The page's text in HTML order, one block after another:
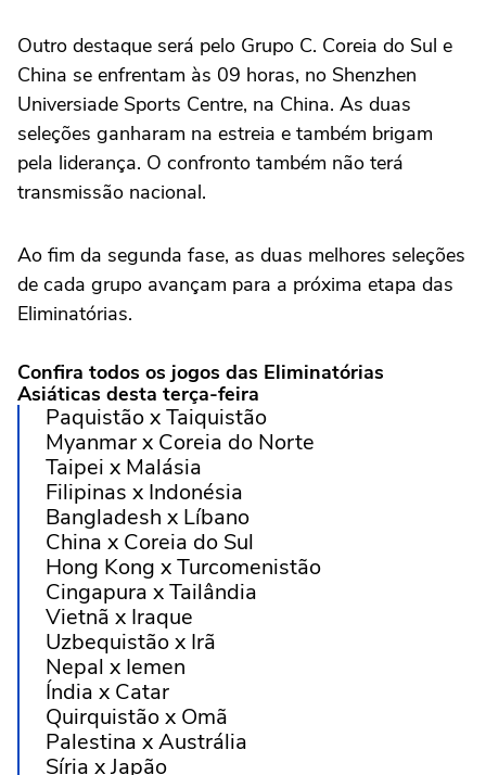
Outro destaque será pelo Grupo C. Coreia do Sul e
China se enfrentam às 09 horas, no Shenzhen
Universiade Sports Centre, na China. As duas
seleções ganharam na estreia e também brigam
pela liderança. O confronto também não terá
transmissão nacional.
Ao fim da segunda fase, as duas melhores seleções
de cada grupo avançam para a próxima etapa das
Eliminatórias.
Confira todos os jogos das Eliminatórias
Asiáticas desta terça-feira
Paquistão x Taiquistão
Myanmar x Coreia do Norte
Taipei x Malásia
Filipinas x Indonésia
Bangladesh x Líbano
China x Coreia do Sul
Hong Kong x Turcomenistão
Cingapura x Tailândia
Vietnã x Iraque
Uzbequistão x Irã
Nepal x Iemen
Índia x Catar
Quirquistão x Omã
Palestina x Austrália
Síria x Japão